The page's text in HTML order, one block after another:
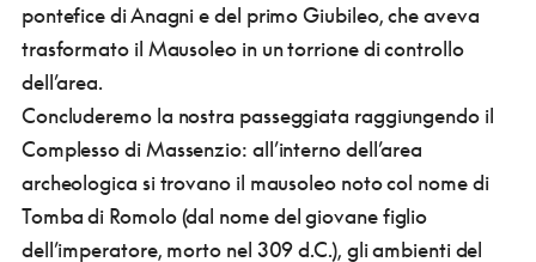
pontefice di Anagni e del primo Giubileo, che aveva
trasformato il Mausoleo in un torrione di controllo
dell’area.
Concluderemo la nostra passeggiata raggiungendo il
Complesso di Massenzio: all’interno dell’area
archeologica si trovano il mausoleo noto col nome di
Tomba di Romolo (dal nome del giovane figlio
dell’imperatore, morto nel 309 d.C.), gli ambienti del